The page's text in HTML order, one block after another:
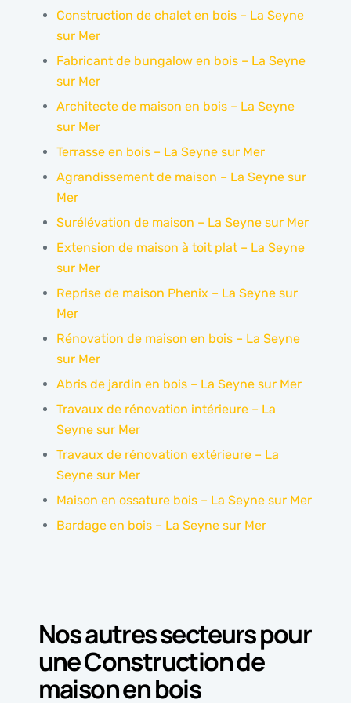
Construction de chalet en bois – La Seyne
sur Mer
Fabricant de bungalow en bois – La Seyne
sur Mer
Architecte de maison en bois – La Seyne
sur Mer
Terrasse en bois – La Seyne sur Mer
Agrandissement de maison – La Seyne sur
Mer
Surélévation de maison – La Seyne sur Mer
Extension de maison à toit plat – La Seyne
sur Mer
Reprise de maison Phenix – La Seyne sur
Mer
Rénovation de maison en bois – La Seyne
sur Mer
Abris de jardin en bois – La Seyne sur Mer
Travaux de rénovation intérieure – La
Seyne sur Mer
Travaux de rénovation extérieure – La
Seyne sur Mer
Maison en ossature bois – La Seyne sur Mer
Bardage en bois – La Seyne sur Mer
Nos autres secteurs pour
une Construction de
maison en bois